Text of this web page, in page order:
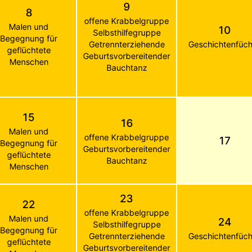
8
Malen und
Begegnung für
geflüchtete
Menschen
9
offene Krabbelgruppe
Selbsthilfegruppe
Getrennterziehende
Geburtsvorbereitender
Bauchtanz
10
15
Malen und
Begegnung für
geflüchtete
Menschen
16
offene Krabbelgruppe
Geburtsvorbereitender
Bauchtanz
17
22
Malen und
Begegnung für
geflüchtete
23
offene Krabbelgruppe
Selbsthilfegruppe
Getrennterziehende
Geburtsvorbereitender
24